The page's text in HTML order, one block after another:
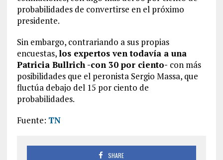
probabilidades de convertirse en el próximo
presidente.
Sin embargo, contrariando a sus propias
encuestas,los expertos ven todavía a una
Patricia Bullrich -con 30 por ciento- con más
posibilidades que el peronista Sergio Massa, que
fluctúa debajo del 15 por ciento de
probabilidades.
Fuente: TN
SHARE